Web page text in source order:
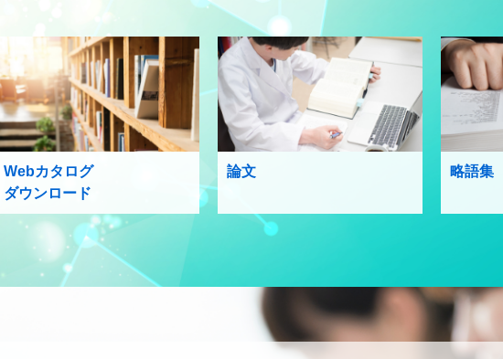
Webカタログ
ダウンロード
論文 略語集